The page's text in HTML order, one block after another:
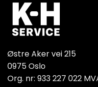
Østre Aker vei 215
0975 Oslo
Org. nr: 933 227 022